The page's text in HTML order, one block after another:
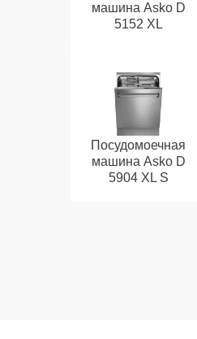
машина Asko D
5152 XL
Посудомоечная
машина Asko D
5904 XL S